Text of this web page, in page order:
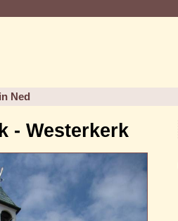
Ned
- Westerkerk